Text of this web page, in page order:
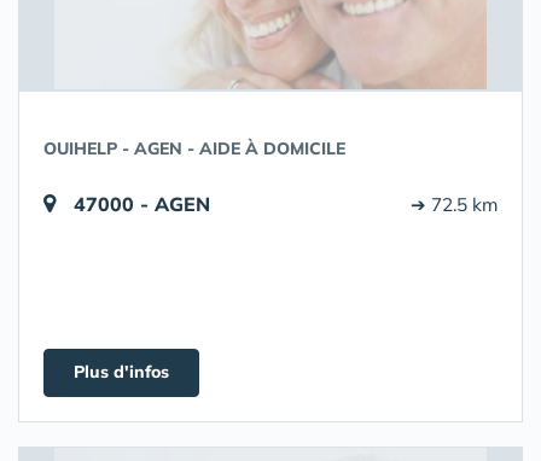
OUIHELP - AGEN - AIDE À DOMICILE
47000 - AGEN ➔ 72.5 km
Plus d'infos